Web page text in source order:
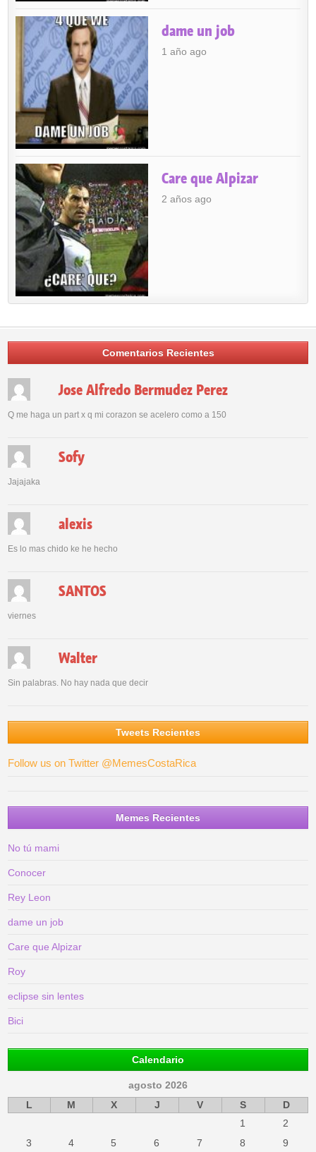
dame un job
1 año ago
Care que Alpizar
2 años ago
Comentarios Recientes
Jose Alfredo Bermudez Perez
Q me haga un part x q mi corazon se acelero como a 150
Sofy
Jajajaka
alexis
Es lo mas chido ke he hecho
SANTOS
viernes
Walter
Sin palabras. No hay nada que decir
Tweets Recientes
Follow us on Twitter @MemesCostaRica
Memes Recientes
No tú mami
Conocer
Rey Leon
dame un job
Care que Alpizar
Roy
eclipse sin lentes
Bici
Calendario
agosto 2026
L
M X J V S
D
1
2
3
4 5 6 7 8 9